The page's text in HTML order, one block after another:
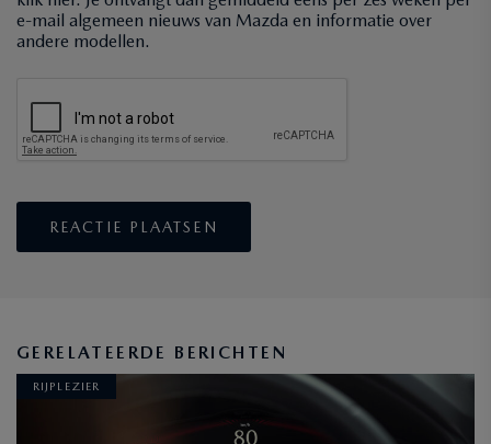
e-mail algemeen nieuws van Mazda en informatie over
andere modellen.
GERELATEERDE BERICHTEN
RIJPLEZIER